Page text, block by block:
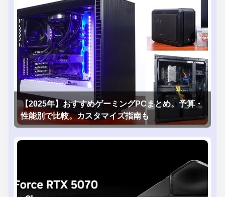
【2025年】おすすめゲーミングPCまとめ。予算・
性能別で比較。カスタマイズ指南も